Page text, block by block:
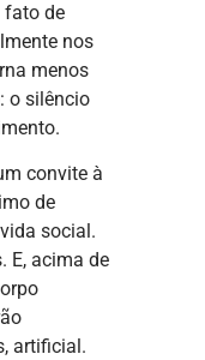
fato de
nos
menos
o silêncio
convite à
de
social.
E, acima de
artificial.